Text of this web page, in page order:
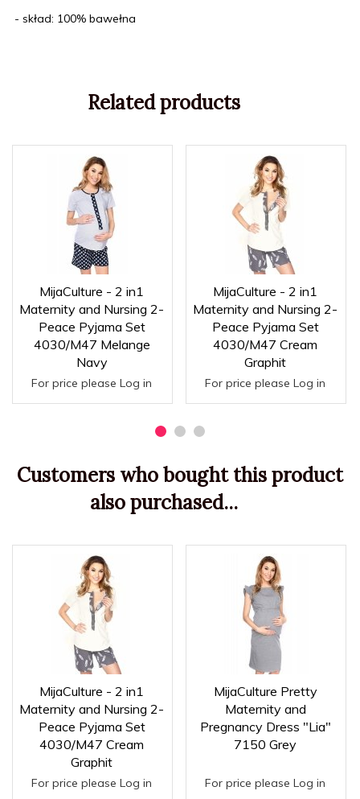
- skład: 100% bawełna
Related products
MijaCulture - 2 in1
Maternity and Nursing 2-
Peace Pyjama Set
4030/M47 Melange
Navy
For price please Log in
MijaCulture - 2 in1
Maternity and Nursing 2-
Peace Pyjama Set
4030/M47 Cream
Graphit
For price please Log in
Customers who bought this product
also purchased...
MijaCulture - 2 in1
Maternity and Nursing 2-
Peace Pyjama Set
4030/M47 Cream
Graphit
For price please Log in
MijaCulture Pretty
Maternity and
Pregnancy Dress "Lia"
7150 Grey
For price please Log in